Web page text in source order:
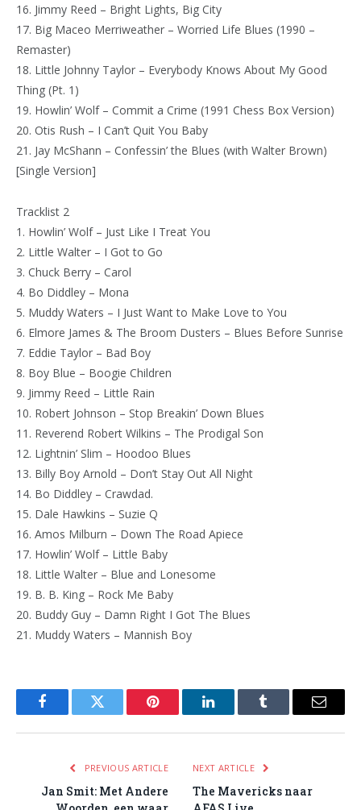
16. Jimmy Reed – Bright Lights, Big City
17. Big Maceo Merriweather – Worried Life Blues (1990 –
Remaster)
18. Little Johnny Taylor – Everybody Knows About My Good
Thing (Pt. 1)
19. Howlin’ Wolf – Commit a Crime (1991 Chess Box Version)
20. Otis Rush – I Can’t Quit You Baby
21. Jay McShann – Confessin’ the Blues (with Walter Brown)
[Single Version]
Tracklist 2
1. Howlin’ Wolf – Just Like I Treat You
2. Little Walter – I Got to Go
3. Chuck Berry – Carol
4. Bo Diddley – Mona
5. Muddy Waters – I Just Want to Make Love to You
6. Elmore James & The Broom Dusters – Blues Before Sunrise
7. Eddie Taylor – Bad Boy
8. Boy Blue – Boogie Children
9. Jimmy Reed – Little Rain
10. Robert Johnson – Stop Breakin’ Down Blues
11. Reverend Robert Wilkins – The Prodigal Son
12. Lightnin’ Slim – Hoodoo Blues
13. Billy Boy Arnold – Don’t Stay Out All Night
14. Bo Diddley – Crawdad.
15. Dale Hawkins – Suzie Q
16. Amos Milburn – Down The Road Apiece
17. Howlin’ Wolf – Little Baby
18. Little Walter – Blue and Lonesome
19. B. B. King – Rock Me Baby
20. Buddy Guy – Damn Right I Got The Blues
21. Muddy Waters – Mannish Boy
FacebookTwitter Pinterest LinkedInTumblr Email
PREVIOUS ARTICLE
Jan Smit: Met Andere
NEXT ARTICLE
The Mavericks naar